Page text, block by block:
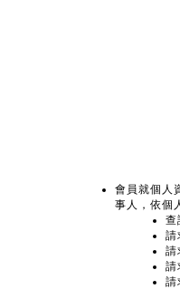
會員就個人
事人，依個
查
請
請
請
請